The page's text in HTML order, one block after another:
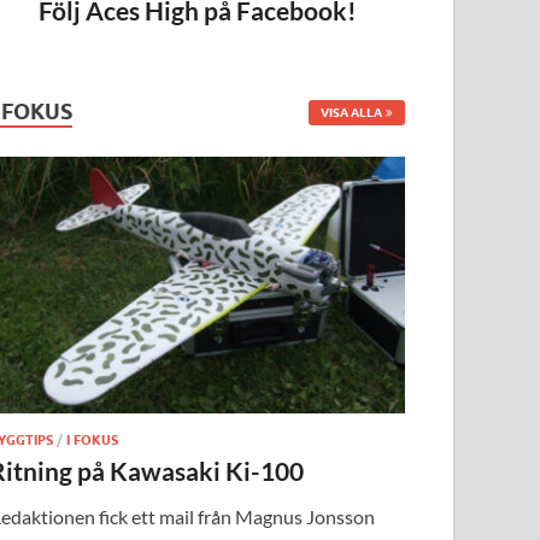
Följ Aces High på Facebook!
VISA ALLA
/I FOKUS
på Kawasaki Ki-100
fick ett mail från Magnus Jonsson